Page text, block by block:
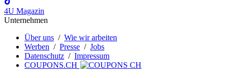
4U Magazin
Unternehmen
Über uns / Wie wir arbeiten
Werben / Presse / Jobs
Datenschutz / Impressum
COUPONS.CH